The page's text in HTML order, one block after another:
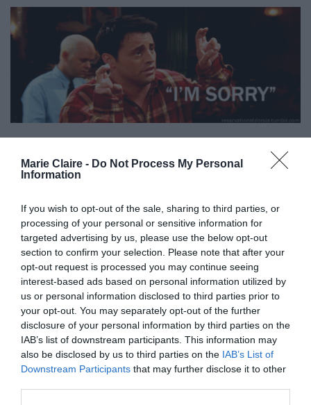
Marie Claire - Do Not Process My Personal
Information
If you wish to opt-out of the sale, sharing to third parties, or
processing of your personal or sensitive information for
targeted advertising by us, please use the below opt-out
section to confirm your selection. Please note that after your
opt-out request is processed you may continue seeing
interest-based ads based on personal information utilized by
us or personal information disclosed to third parties prior to
your opt-out. You may separately opt-out of the further
disclosure of your personal information by third parties on the
IAB’s list of downstream participants. This information may
also be disclosed by us to third parties on the IAB’s List of
Downstream Participants that may further disclose it to other
Σε κανέναν δεν αρέσει να απολογείται, είτε
ενδιαφέρεται πραγματικά για εσένα θα σε βάλει
πάνω από τον εγωισμό του, γιατί πολύ απλά θα
θεωρεί πιο σημαντικό να μην σε χάσει από το να
είναι αυτός που έχει δίκιο.